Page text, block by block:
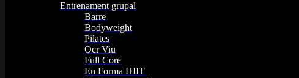
Entrenament grupal
Barre
Bodyweight
Pilates
Ocr Viu
Full Core
En Forma HIIT